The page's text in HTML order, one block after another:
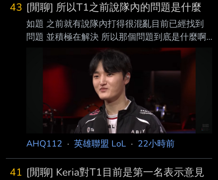
43 [閒聊] 所以T1之前說隊內的問題是什麼
如題 之前就有說隊內打得很混亂目前已經找到
問題 並積極在解決 所以那個問題到底是什麼啊
今天大O進場的時候笑得很開心 還跟露許哥有說
有笑 今天韓股普普感覺也不是韓股的問題 有人
知道嗎 https://i.imgur.com/c1eE8Pt.jpeg
https://i.imgur.com/Y9zSMCd.jpeg
https://i.imgur.com/zPg0xdM.jpeg
https://i.imgur.com/69uC2cg.jpeg ----- Sent
from JPTT on my iPho
AHQ112 · 英雄聯盟 LoL · 22小時前
41 [閒聊] Keria對T1目前是第一名表示意見